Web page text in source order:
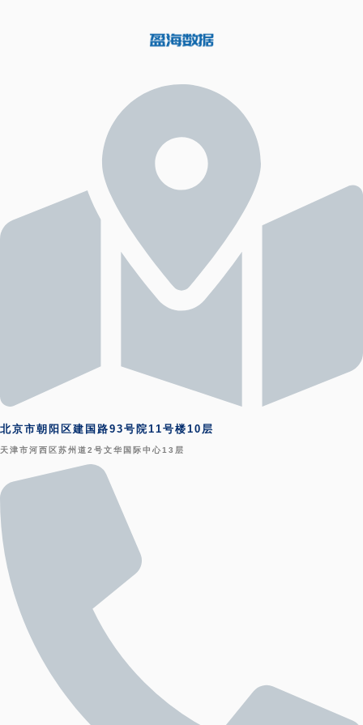
北京市朝阳区建国路93号院11号楼10层
天津市河西区苏州道2号文华国际中心13层